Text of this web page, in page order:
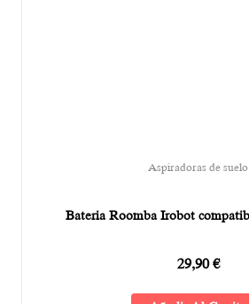
Aspiradoras de suelo
Bateria Roomba Irobot
29,90€